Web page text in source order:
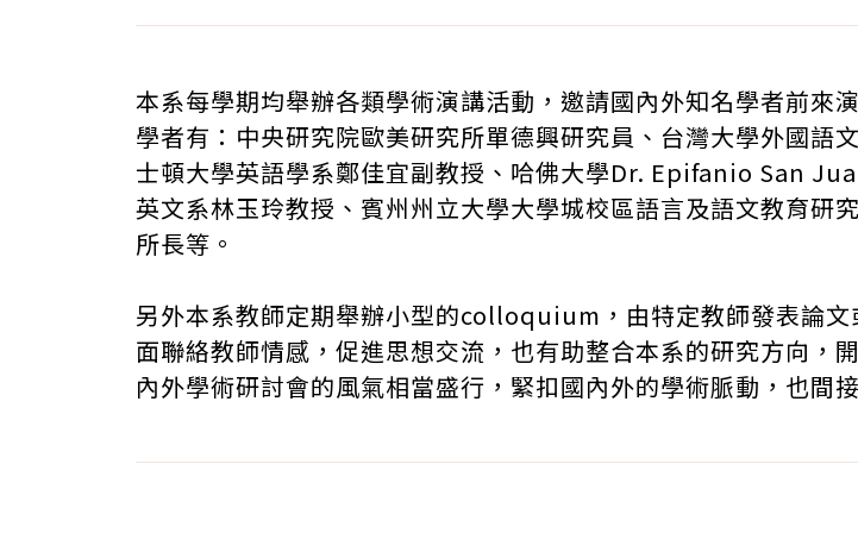
本系每學期均舉辦各類學術演講活動，邀請國內外知名學者前來
學者有：中央研究院歐美研究所單德興研究員、台灣大學外國語
士頓大學英語學系鄭佳宜副教授、哈佛大學Dr. Epifanio San
英文系林玉玲教授、賓州州立大學大學城校區語言及語文教育
所長等。
另外本系教師定期舉辦小型的colloquium，由特定教師發表論
面聯絡教師情感，促進思想交流，也有助整合本系的研究方向，
內外學術研討會的風氣相當盛行，緊扣國內外的學術脈動，也間